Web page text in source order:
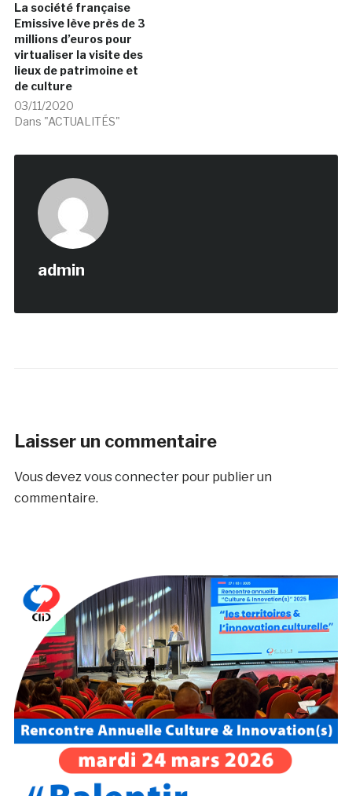
La société française
Emissive lève près de 3
millions d’euros pour
virtualiser la visite des
lieux de patrimoine et
de culture
03/11/2020
Dans "ACTUALITÉS"
admin
Laisser un commentaire
Vous devezvous connecterpour publier un
commentaire.